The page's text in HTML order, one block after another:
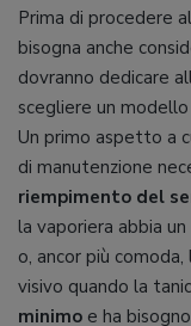
Prima di procedere
bisogna anche
dovranno dedicare
scegliere un
Un primo aspetto a
di manutenzione
riempimento del
la vaporiera abbia un
o, ancor più comoda,
visivo quando la
minimo e ha